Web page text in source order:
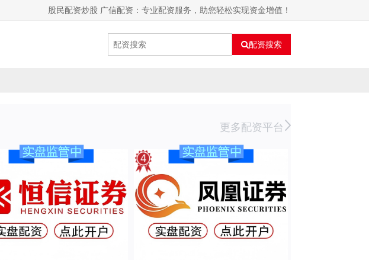
股民配资炒股 广信配资：专业配资服务，助您轻松实现资金增值！
配资搜索
更多配资平台